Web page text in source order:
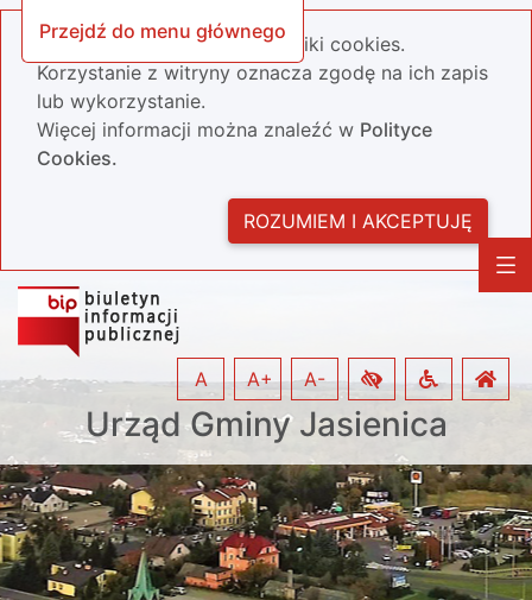
Przejdź do menu głównego
Nasza strona wykorzystuje pliki cookies.
Korzystanie z witryny oznacza zgodę na ich zapis
lub wykorzystanie.
Więcej informacji można znaleźć w Polityce
Cookies.
ROZUMIEM I AKCEPTUJĘ
Urząd Gminy Jasienica
A A+ A-